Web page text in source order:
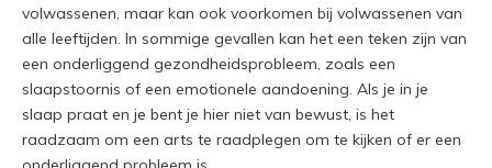
volwassenen, maar kan ook voorkomen bij volwassenen van
alle leeftijden. In sommige gevallen kan het een teken zijn van
een onderliggend gezondheidsprobleem, zoals een
slaapstoornis of een emotionele aandoening. Als je in je
slaap praat en je bent je hier niet van bewust, is het
raadzaam om een arts te raadplegen om te kijken of er een